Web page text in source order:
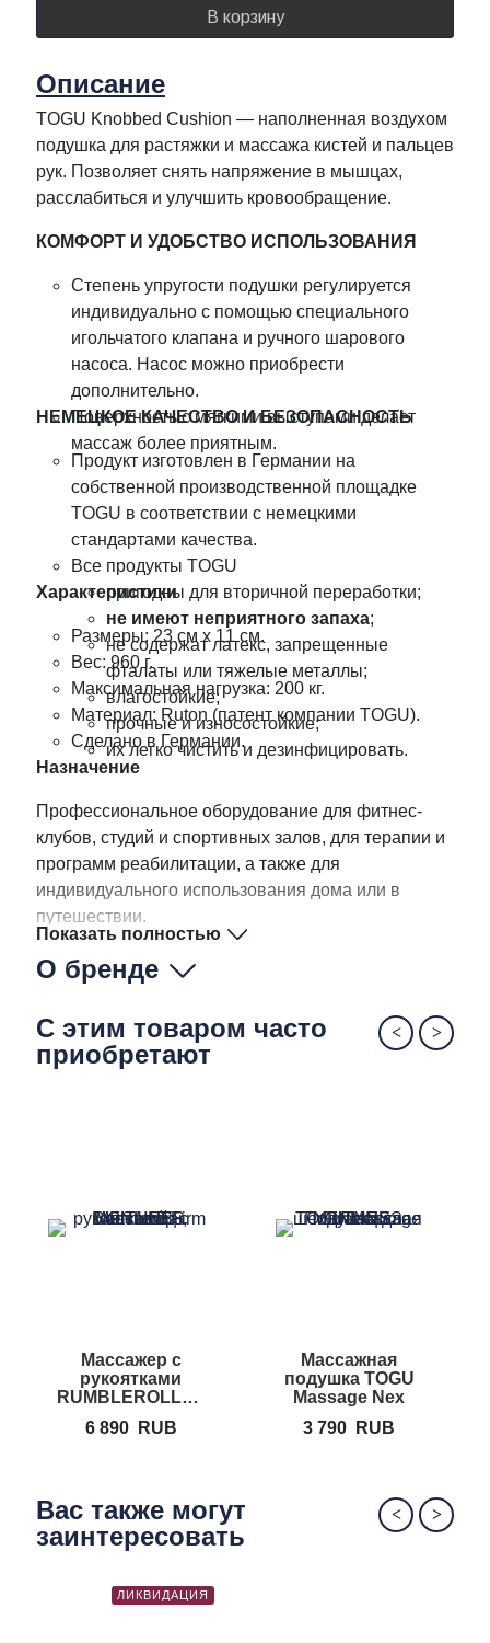
В корзину
Описание
TOGU Knobbed Cushion — наполненная воздухом
подушка для растяжки и массажа кистей и пальцев
рук. Позволяет снять напряжение в мышцах,
расслабиться и улучшить кровообращение.
КОМФОРТ И УДОБСТВО ИСПОЛЬЗОВАНИЯ
Степень упругости подушки регулируется
индивидуально с помощью специального
игольчатого клапана и ручного шарового
насоса. Насос можно приобрести
дополнительно.
Поверхность с мягкими выступами делает
массаж более приятным.
НЕМЕЦКОЕ КАЧЕСТВО И БЕЗОПАСНОСТЬ
Продукт изготовлен в Германии на
собственной производственной площадке
TOGU в соответствии с немецкими
стандартами качества.
Все продукты TOGU
пригодны для вторичной переработки;
не имеют неприятного запаха;
не содержат латекс, запрещенные
фталаты или тяжелые металлы;
влагостойкие;
прочные и износостойкие;
их легко чистить и дезинфицировать.
Характеристики
Размеры: 23 см х 11 см.
Вес: 960 г.
Максимальная нагрузка: 200 кг.
Материал: Ruton (патент компании TOGU).
Сделано в Германии.
Назначение
Профессиональное оборудование для фитнес-
клубов, студий и спортивных залов, для терапии и
программ реабилитации, а также для
индивидуального использования дома или в
путешествии.
Показать полностью
О бренде
С этим товаром часто
приобретают
Массажер с
рукоятками
RUMBLEROLLER
6 890 RUB
Массажная
подушка TOGU
Massage Nex
3 790
RUB
Вас также могут
заинтересовать
ЛИКВИДАЦИЯ